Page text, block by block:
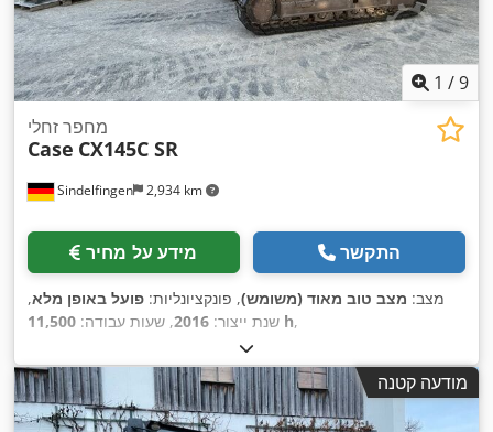
1 /9
Sindelfingen 2,934 km
מחפר זחלי
Case CX145C SR
מידע על מחיר התקשר
מצב: מצב טוב מאוד (משומש), פונקציונליות: פועל באופן מלא,
שנת ייצור: 2016, שעות עבודה: 11,500 h,
מודעה קטנה